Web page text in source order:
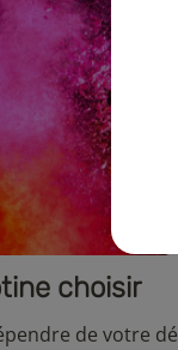
choisir
de votre